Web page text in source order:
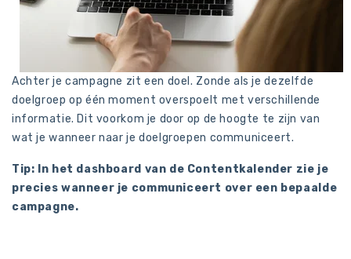
Achter je campagne zit een doel. Zonde als je dezelfde
doelgroep op één moment overspoelt met verschillende
informatie. Dit voorkom je door op de hoogte te zijn van
wat je wanneer naar je doelgroepen communiceert.
Tip: In het dashboard van de Contentkalender zie je
precies wanneer je communiceert over een bepaalde
campagne.